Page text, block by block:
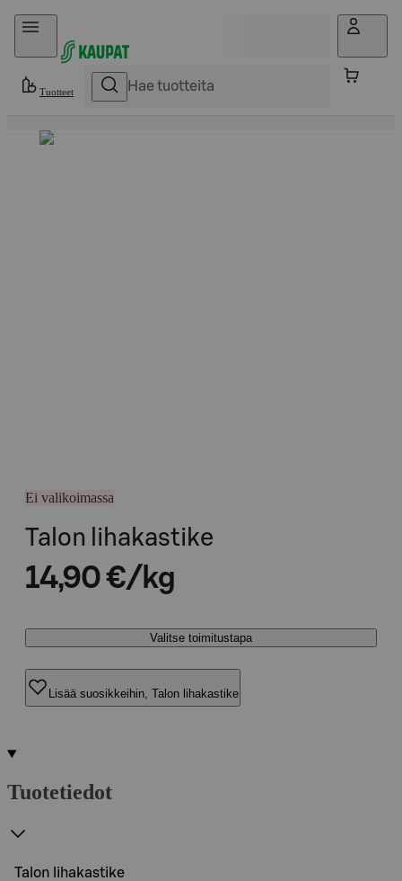
Hyppää sisältöön
Tuotteet
Ei valikoimassa
Talon lihakastike
14,90 €/kg
Valitse toimitustapa
Lisää suosikkeihin, Talon lihakastike
Tuotetiedot
Talon lihakastike